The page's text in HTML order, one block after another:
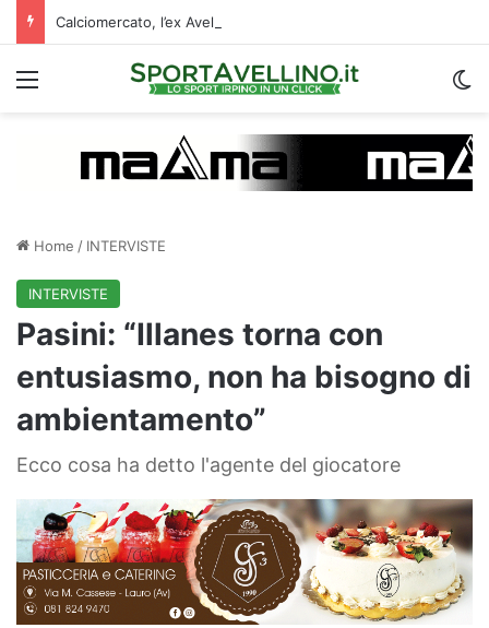
Menu
Home / INTERVISTE
INTERVISTE
Pasini: “Illanes torna con
entusiasmo, non ha bisogno di
ambientamento”
Ecco cosa ha detto l'agente del giocatore